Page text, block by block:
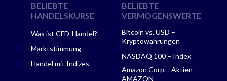
BELIEBTE
HANDELSKURSE
Was ist CFD-Handel?
Marktstimmung
Handel mit Indizes
BELIEBTE
VERMÖGENSWERTE
Bitcoin vs. USD –
Kryptowährungen
NASDAQ 100 – Index
Amazon Corp. - Aktien
AMAZON